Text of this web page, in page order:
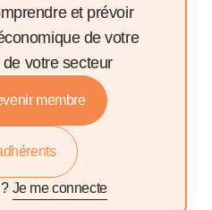
et prévoir
de votre
votre secteur
membre
Je me connecte